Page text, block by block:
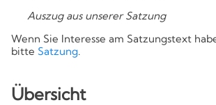
Auszug aus unserer Satzung
Wenn Sie Interesse am Satzungstext
bitte Satzung.
Übersicht